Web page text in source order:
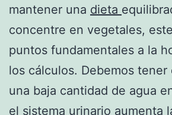
mantener una dieta
concentre en vegetales,
puntos fundamentales a la
los cálculos. Debemos
una baja cantidad de agua
el sistema urinario aumenta